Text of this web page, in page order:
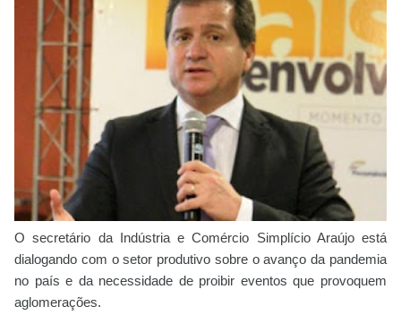
O secretário da Indústria e Comércio Simplício Araújo está
dialogando com o setor produtivo sobre o avanço da pandemia
no país e da necessidade de proibir eventos que provoquem
aglomerações.